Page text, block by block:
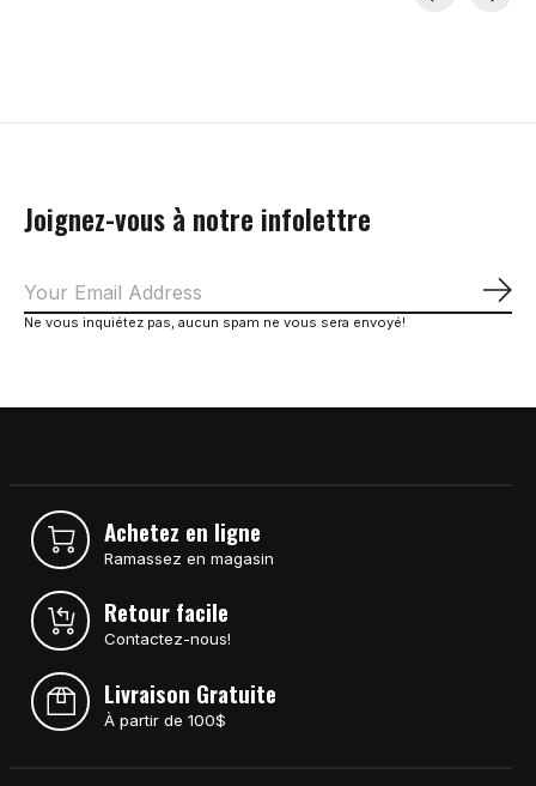
Joignez-vous à notre infolettre
Ne vous inquiétez pas, aucun spam ne vous sera envoyé!
Achetez en ligne
Ramassez en magasin
Retour facile
Contactez-nous!
Livraison Gratuite
À partir de 100$